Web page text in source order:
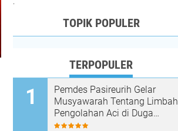
TOPIK POPULER
TERPOPULER
Pemdes Pasireurih Gelar
Musyawarah Tentang Limbah
Pengolahan Aci di Duga
Cemari Sungai Cisata